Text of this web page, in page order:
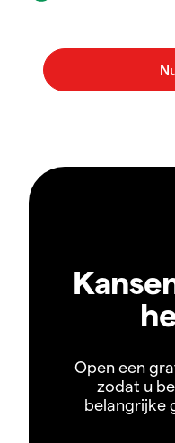
Open een
zodat u
belangrijke